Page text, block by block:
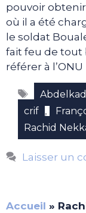
pouvoir
où il a été
le soldat
fait feu de tout
référer à
crif ,
Rachid
Laisser un
Accueil »